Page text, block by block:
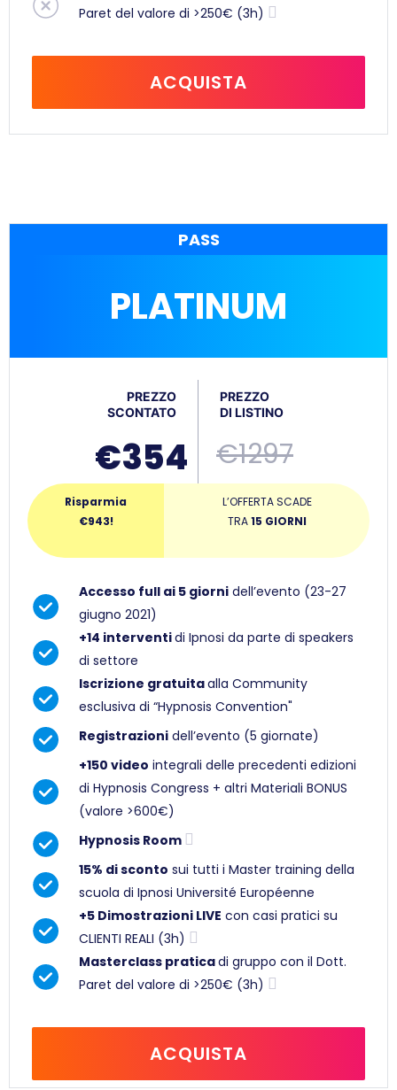
Paret del valore di >250€ (3h)
ACQUISTA
PASS
PLATINUM
PREZZO
SCONTATO
€354
PREZZO
DI LISTINO
€1297
Risparmia
€943!
L’OFFERTA SCADE
TRA15 GIORNI
Accesso full ai 5 giornidell’evento (23-27
giugno 2021)
+14 interventidi Ipnosi da parte di speakers
di settore
Iscrizione gratuitaalla Community
esclusiva di “Hypnosis Convention"
Registrazionidell’evento (5 giornate)
+150 video integrali delle precedenti edizioni
di Hypnosis Congress + altri Materiali BONUS
(valore >600€)
Hypnosis Room
15% di sconto sui tutti i Master training della
scuola di Ipnosi Université Européenne
+5 Dimostrazioni LIVE con casi pratici su
CLIENTI REALI (3h)
Masterclass praticadi gruppo con il Dott.
Paret del valore di >250€ (3h)
ACQUISTA